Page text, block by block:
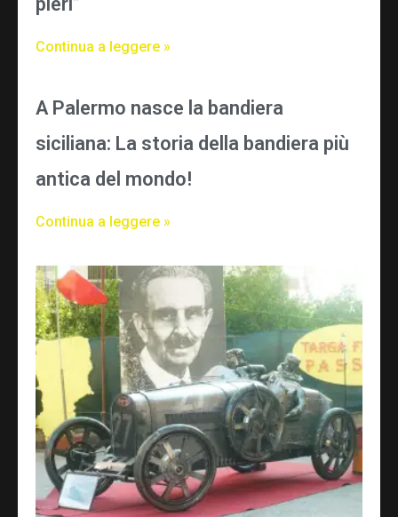
Continua a leggere »
A Palermo nasce la bandiera
siciliana: La storia della bandiera più
antica del mondo!
Continua a leggere »